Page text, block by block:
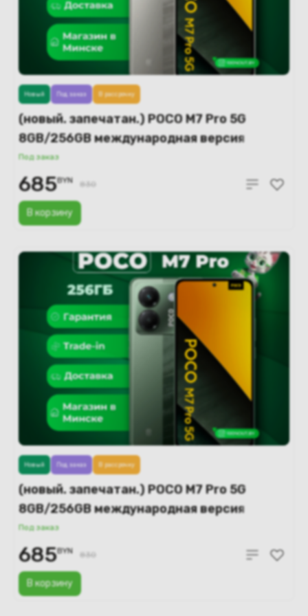
(новый. запечатан.) POCO M7 Pro 5G
8GB/256GB международная версия
(серебристый)
Под заказ
В корзину
Новый Под заказ В рассрочку
685BYN 830
(новый. запечатан.) POCO M7 Pro 5G
8GB/256GB международная версия
(зеленый)
Под заказ
В корзину
Новый Под заказ В рассрочку
685BYN 830